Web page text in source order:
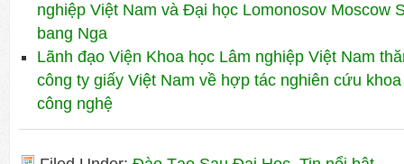
nghiệp Việt Nam và Đại học Lomonosov Moscow
bang Nga
Lãnh đạo Viện Khoa học Lâm nghiệp Việt Nam
công ty giấy Việt Nam về hợp tác nghiên cứu
công nghệ